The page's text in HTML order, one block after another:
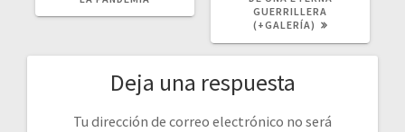
GUERRILLERA
(+GALERÍA)
Deja una respuesta
Tu dirección de correo electrónico no será